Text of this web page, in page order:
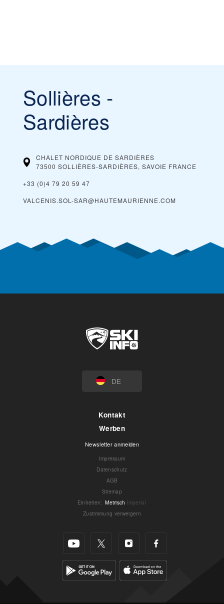
Sollières -
Sardières
CHALET NORDIQUE DE SARDIÈRES
73500 SOLLIÈRES-SARDIÈRES, SAVOIE FRANCE
+33 (0)4 79 20 59 47
VALCENIS.SOL-SAR@HAUTEMAURIENNE.COM
DE
Kontakt
Werben
Newsletter anmelden
Impressum
Datenschutz
AGB
Sitemap
Einheiten: Metrisch Imperial
Zustimmung verweigern